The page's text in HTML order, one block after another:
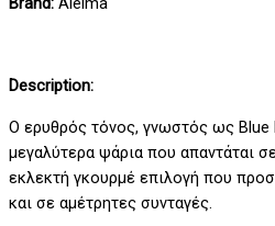
Description:
Ο ερυθρός τόνος, γνωστός ως Blue
μεγαλύτερα ψάρια που απαντάται
εκλεκτή γκουρμέ επιλογή που
και σε αμέτρητες συνταγές.